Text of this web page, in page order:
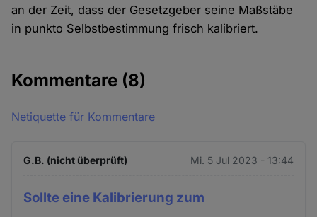
an der Zeit, dass der Gesetzgeber seine Maßstäbe
in punkto Selbstbestimmung frisch kalibriert.
Kommentare (8)
Netiquette für Kommentare
G.B. (nicht überprüft) Mi. 5 Jul 2023 - 13:44
Sollte eine Kalibrierung zum